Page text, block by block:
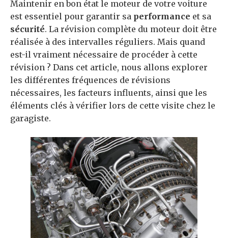
Maintenir en bon état le moteur de votre voiture
est essentiel pour garantir sa performance et sa
sécurité. La révision complète du moteur doit être
réalisée à des intervalles réguliers. Mais quand
est-il vraiment nécessaire de procéder à cette
révision ? Dans cet article, nous allons explorer
les différentes fréquences de révisions
nécessaires, les facteurs influents, ainsi que les
éléments clés à vérifier lors de cette visite chez le
garagiste.